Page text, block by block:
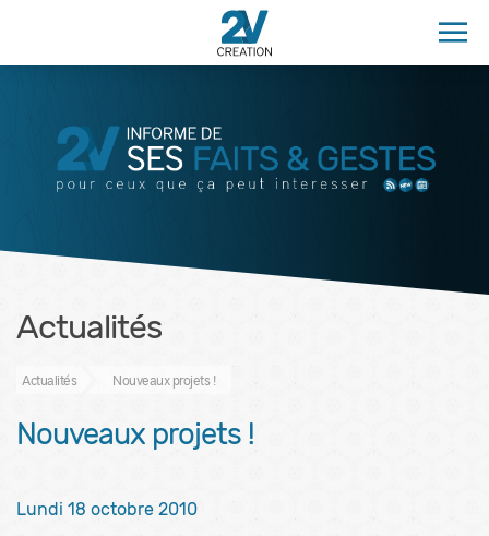
Actualités
Actualités Nouveaux projets !
Nouveaux projets !
Lundi 18 octobre 2010